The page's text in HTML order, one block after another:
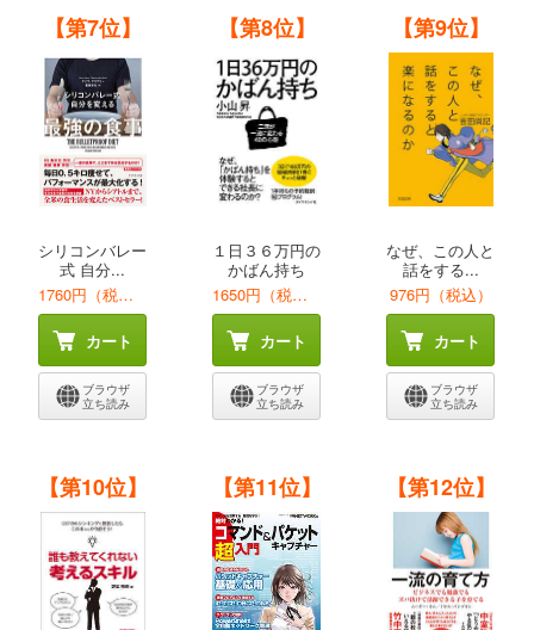
【第7位】
シリコンバレー
式 自分...
1760円（税込）
カート
ブラウザ
立ち読み
【第8位】
１日３６万円の
かばん持ち
1650円（税込）
カート
ブラウザ
立ち読み
【第9位】
なぜ、この人と
話をする...
976円（税込）
カート
ブラウザ
立ち読み
【第10位】 【第11位】 【第12位】